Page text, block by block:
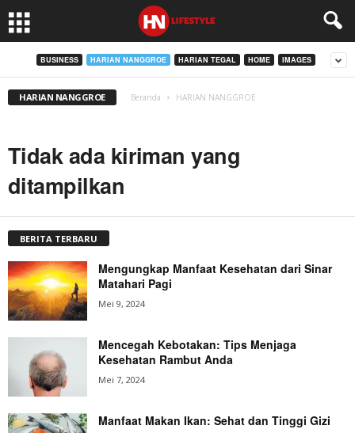
BUSINESS HARIAN NANGGROE HARIAN TEGAL HOME IMAGES
HARIAN NANGGROE Beranda HARIAN NANGGROE
Tidak ada kiriman yang
ditampilkan
BERITA TERBARU
Mengungkap Manfaat Kesehatan dari Sinar
Matahari Pagi
Mei 9, 2024
Mencegah Kebotakan: Tips Menjaga
Kesehatan Rambut Anda
Mei 7, 2024
Manfaat Makan Ikan: Sehat dan Tinggi Gizi